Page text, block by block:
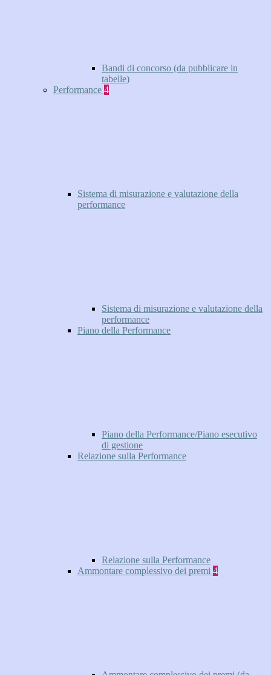
Bandi di concorso (da pubblicare in
tabelle)
Performance 4
Sistema di misurazione e valutazione della
performance
Sistema di misurazione e valutazione della
performance
Piano della Performance
Piano della Performance/Piano esecutivo
di gestione
Relazione sulla Performance
Relazione sulla Performance
Ammontare complessivo dei premi 4